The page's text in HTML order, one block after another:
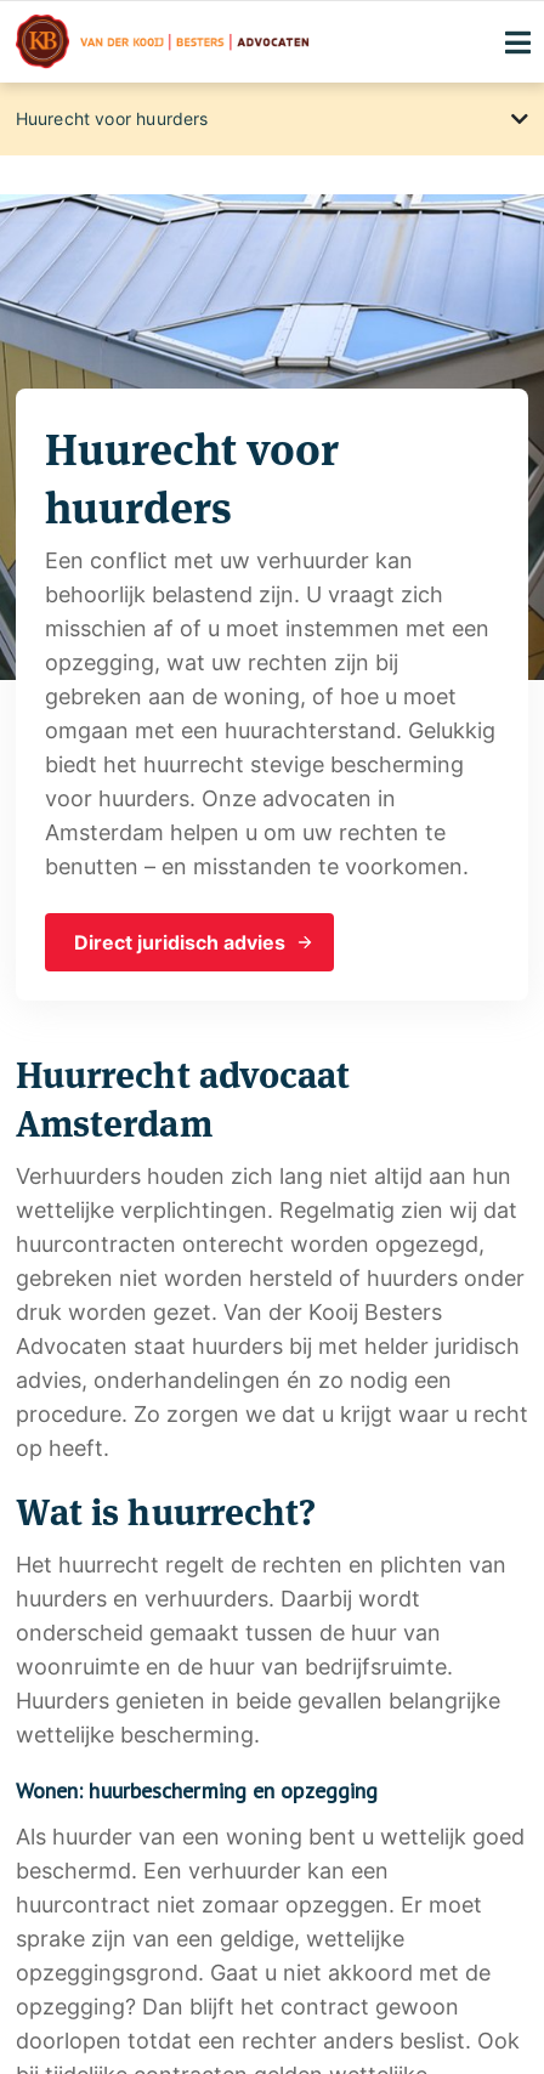
Huurecht voor huurders
Het eindigen van huurovereenkomsten voor
woonruimte
Huurecht voor huurders
Huurrecht voor verhuurders
Kosten verhuurmakelaar terughalen!
Huurecht voor
huurders
Een conflict met uw verhuurder kan
behoorlijk belastend zijn. U vraagt zich
misschien af of u moet instemmen met een
opzegging, wat uw rechten zijn bij
gebreken aan de woning, of hoe u moet
omgaan met een huurachterstand. Gelukkig
biedt het huurrecht stevige bescherming
voor huurders. Onze advocaten in
Amsterdam helpen u om uw rechten te
benutten – en misstanden te voorkomen.
Direct juridisch advies
Huurrecht advocaat
Amsterdam
Verhuurders houden zich lang niet altijd aan hun
wettelijke verplichtingen. Regelmatig zien wij dat
huurcontracten onterecht worden opgezegd,
gebreken niet worden hersteld of huurders onder
druk worden gezet. Van der Kooij Besters
Advocaten staat huurders bij met helder juridisch
advies, onderhandelingen én zo nodig een
procedure. Zo zorgen we dat u krijgt waar u recht
op heeft.
Wat is huurrecht?
Het huurrecht regelt de rechten en plichten van
huurders en verhuurders. Daarbij wordt
onderscheid gemaakt tussen de huur van
woonruimte en de huur van bedrijfsruimte.
Huurders genieten in beide gevallen belangrijke
wettelijke bescherming.
Wonen: huurbescherming en opzegging
Als huurder van een woning bent u wettelijk goed
beschermd. Een verhuurder kan een
huurcontract niet zomaar opzeggen. Er moet
sprake zijn van een geldige, wettelijke
opzeggingsgrond. Gaat u niet akkoord met de
opzegging? Dan blijft het contract gewoon
doorlopen totdat een rechter anders beslist. Ook